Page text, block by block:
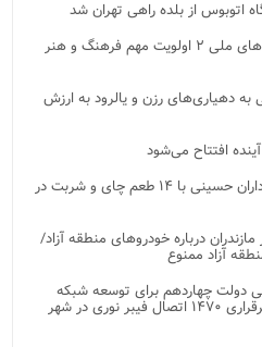
توسعه باغ هنر و برگزاری رویدادهای ملی ۲ اولویت مهم فرهنگ و هنر
به دهیاری‌های رزن و یالرود به ارزش
افتتاح می‌شود
پذیرایی متفاوت و باشکوه از عزاداران حسینی با ۱۴ طعم چای و شربت در
درباره خودروهای منطقه آزاد/
آزاد ممنوع
میلیارد تومانی دولت چهاردهم برای توسعه شبکه
تلفن همراه و فیبر نوری در آمل/ برقراری ۱۴۷۰ اتصال فیبر نوری در شهر